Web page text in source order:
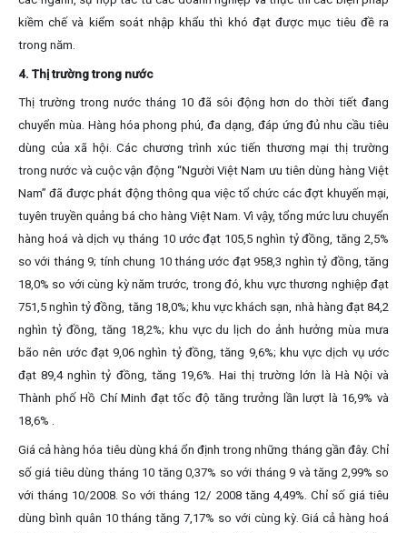
kiềm chế và kiểm soát nhập khẩu thì khó đạt được mục tiêu đề ra
trong năm.
4. Thị trường trong nước
Thị trường trong nước tháng 10 đã sôi động hơn do thời tiết đang
chuyển mùa. Hàng hóa phong phú, đa dạng, đáp ứng đủ nhu cầu tiêu
dùng của xã hội. Các chương trình xúc tiến thương mại thị trường
trong nước và cuộc vận động “Người Việt Nam ưu tiên dùng hàng Việt
Nam” đã được phát động thông qua việc tổ chức các đợt khuyến mại,
tuyên truyền quảng bá cho hàng Việt Nam. Vì vậy, tổng mức lưu chuyển
hàng hoá và dịch vụ tháng 10 ước đạt 105,5 nghìn tỷ đồng, tăng 2,5%
so với tháng 9; tính chung 10 tháng ước đạt 958,3 nghìn tỷ đồng, tăng
18,0% so với cùng kỳ năm trước, trong đó, khu vực thương nghiệp đạt
751,5 nghìn tỷ đồng, tăng 18,0%; khu vực khách sạn, nhà hàng đạt 84,2
nghìn tỷ đồng, tăng 18,2%; khu vực du lịch do ảnh hưởng mùa mưa
bão nên ước đạt 9,06 nghìn tỷ đồng, tăng 9,6%; khu vực dịch vụ ước
đạt 89,4 nghìn tỷ đồng, tăng 19,6%. Hai thị trường lớn là Hà Nội và
Thành phố Hồ Chí Minh đạt tốc độ tăng trưởng lần lượt là 16,9% và
18,6% .
Giá cả hàng hóa tiêu dùng khá ổn định trong những tháng gần đây. Chỉ
số giá tiêu dùng tháng 10 tăng 0,37% so với tháng 9 và tăng 2,99% so
với tháng 10/2008. So với tháng 12/ 2008 tăng 4,49%. Chỉ số giá tiêu
dùng bình quân 10 tháng tăng 7,17% so với cùng kỳ. Giá cả hàng hoá